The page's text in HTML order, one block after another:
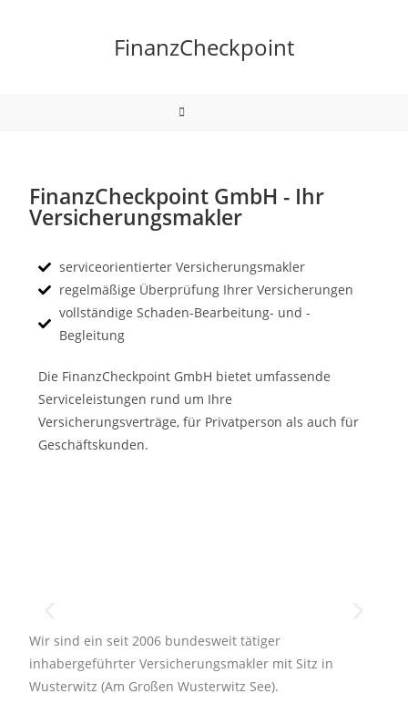
FinanzCheckpoint
FinanzCheckpoint GmbH - Ihr
Versicherungsmakler
serviceorientierter Versicherungsmakler
regelmäßige Überprüfung Ihrer Versicherungen
vollständige Schaden-Bearbeitung- und -
Begleitung
Die FinanzCheckpoint GmbH bietet umfassende
Serviceleistungen rund um Ihre
Versicherungsverträge, für Privatperson als auch für
Geschäftskunden.
Stephan Sehl
Geschäftsführer
Wir sind ein seit 2006 bundesweit tätiger
inhabergeführter Versicherungsmakler mit Sitz in
Wusterwitz (Am Großen Wusterwitz See).